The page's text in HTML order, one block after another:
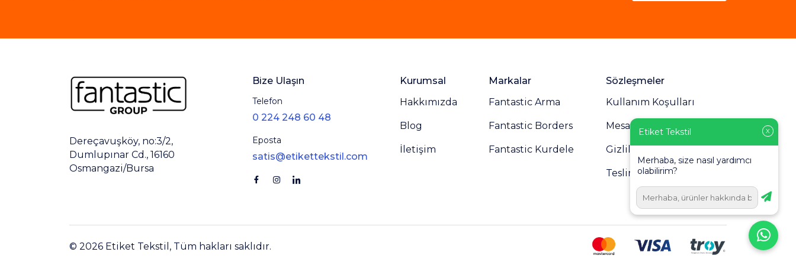
Dereçavuşköy, no:3/2,
Dumlupınar Cd., 16160
Osmangazi/Bursa
Bize Ulaşın
Telefon
0 224 248 60 48
Eposta
satis@etikettekstil.com
Kurumsal
Hakkımızda
Blog
İletişim
Markalar
Fantastic Arma
Fantastic Borders
Fantastic Kurdele
Sözleşmeler
Kullanım Koşulları
Mesafeli Satış Sözleşmesi
Gizlilik Politikası
Teslimat ve İade
© 2026 Etiket Tekstil, Tüm hakları saklıdır.
X
Etiket Tekstil
Merhaba, size nasıl yardımcı
olabilirim?